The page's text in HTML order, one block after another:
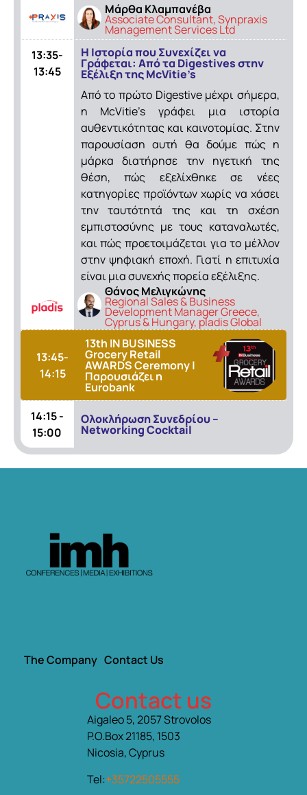
Μάρθα Κλαμπανέβα
Associate Consultant, Synpraxis
Management Services Ltd
13:35-
13:45
Η Ιστορία που Συνεχίζει να
Γράφεται: Από τα Digestives στην
Εξέλιξη της McVitie’s
Από το πρώτο Digestive μέχρι σήμερα,
η McVitie’s γράφει μια ιστορία
αυθεντικότητας και καινοτομίας. Στην
παρουσίαση αυτή θα δούμε πώς η
μάρκα διατήρησε την ηγετική της
θέση, πώς εξελίχθηκε σε νέες
κατηγορίες προϊόντων χωρίς να χάσει
την ταυτότητά της και τη σχέση
εμπιστοσύνης με τους καταναλωτές,
και πώς προετοιμάζεται για το μέλλον
στην ψηφιακή εποχή. Γιατί η επιτυχία
είναι μια συνεχής πορεία εξέλιξης.
Θάνος Μελιγκώνης
Regional Sales & Business
Development Manager Greece,
Cyprus & Hungary, pladis Global
13:45-
14:15
13th IN BUSINESS
Grocery Retail
AWARDS Ceremony |
Παρουσιάζει η
Eurobank
14:15 -
15:00
Oλοκλήρωση Συνεδρίου –
Networking Cocktail
The Company Contact Us
Contact us
Aigaleo 5, 2057 Strovolos
P.O.Box 21185, 1503
Nicosia, Cyprus
Tel:+35722505555